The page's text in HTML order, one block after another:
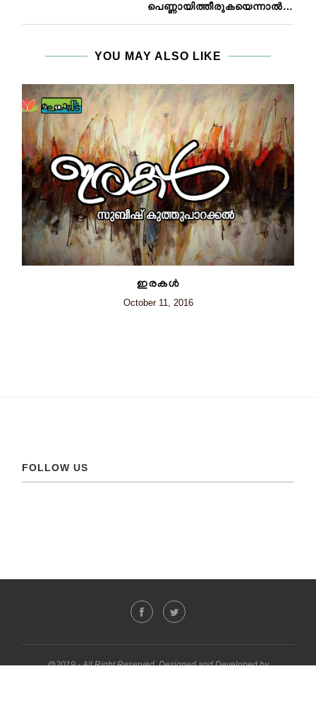
പെണ്ണായിത്തീരുകയെന്നാൽ…
YOU MAY ALSO LIKE
ഇരകൾ
October 11, 2016
FOLLOW US
@2019 - All Right Reserved. Designed and Developed by